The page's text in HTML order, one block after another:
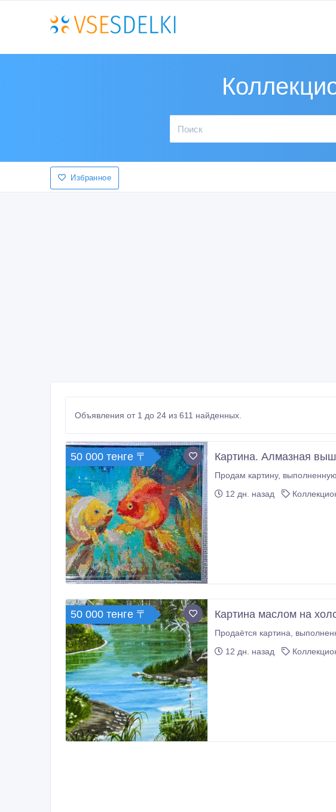
Избранное
Объявления от 1 до 24 из 611 найденных.
50 000 тенге 〒 Картина. Алмазная
12 дн. назад
50 000 тенге 〒 Картина маслом на
Продаётся
12 дн. назад